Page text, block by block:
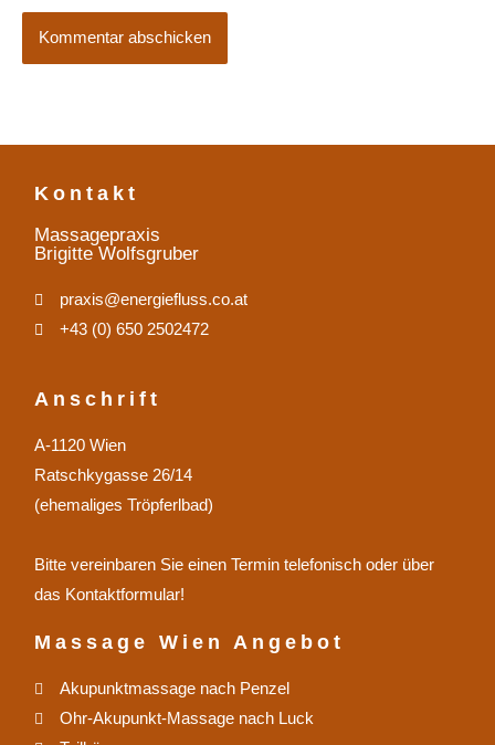
Kontakt
Massagepraxis
Brigitte Wolfsgruber
praxis@energiefluss.co.at
+43 (0) 650 2502472
Anschrift
A-1120 Wien
Ratschkygasse 26/14
(ehemaliges Tröpferlbad)
Bitte vereinbaren Sie einen Termin telefonisch oder über
das Kontaktformular!
Massage Wien Angebot
Akupunktmassage nach Penzel
Ohr-Akupunkt-Massage nach Luck